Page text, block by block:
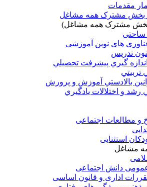
مقدمات
بخش مشترک همه مشاغل
مشترک همه مشاغل)
ساحتی
فناوری های نوین آموزشی
تدريس
گيري پيشرفت تحصيلي
تربيتي
بالادستي آموزش و پرورش
رشد و اختلالات يادگيري
و مطالعات اجتماعی
استثنایی
مشاغل
دانش اجتماعی
اداری و قانون اساسی